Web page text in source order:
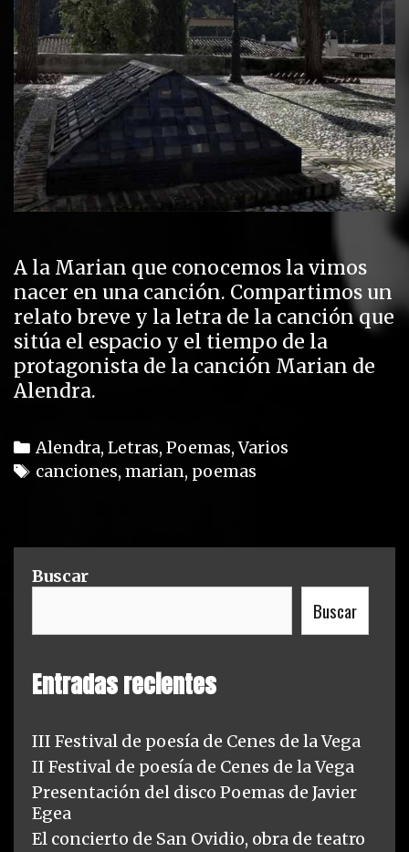
A la Marian que conocemos la vimos
nacer en una canción. Compartimos un
relato breve y la letra de la canción que
sitúa el espacio y el tiempo de la
protagonista de la canción Marian de
Alendra.
C
a
g
o
r
e
Alendra, Letras, Poemas,Varios
T
s
canciones, marian, poemas
Buscar
Buscar
Entradas recientes
III Festival de poesía de Cenes de la Vega
II Festival de poesía de Cenes de la Vega
Presentación del disco Poemas de Javier
Egea
El concierto de San Ovidio, obra de teatro